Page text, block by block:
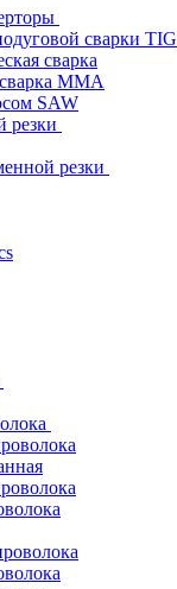
сварки TIG
сварка
MMA
SAW
резки
резки